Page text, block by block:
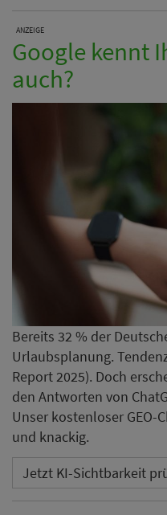
ANZEIGE
Google kennt
auch?
Bereits 32 % der
Urlaubsplanung.
Report 2025). Doch
den Antworten von
Unser kostenloser GEO-
und knackig.
Jetzt KI-Sichtbarkeit